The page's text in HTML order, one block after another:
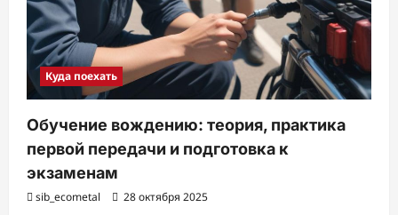
Куда поехать
Обучение вождению: теория, практика
первой передачи и подготовка к
экзаменам
sib_ecometal 28 октября 2025